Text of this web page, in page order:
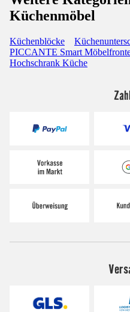
Küchenmöbel
Küchenblöcke
PICCANTE Smart
Hochschrank Küche